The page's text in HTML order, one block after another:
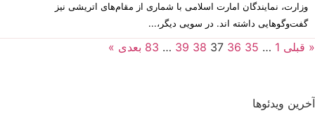
وزارت، نمایندگان امارت اسلامی با شماری از مقام‌های اتریشی نیز
گفت‌وگوهایی داشته اند. در سویی دیگر،...
« قبلی 1
…
35
36
37
38
39
…
83 بعدی »
آخرین ویدئوها